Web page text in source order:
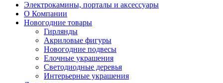
Электрокамины, порталы и аксессуары
О Компании
Новогодние товары
Гирлянды
Акриловые фигуры
Новогодние подвесы
Елочные украшения
Светодиодные деревья
Интерьерные украшения